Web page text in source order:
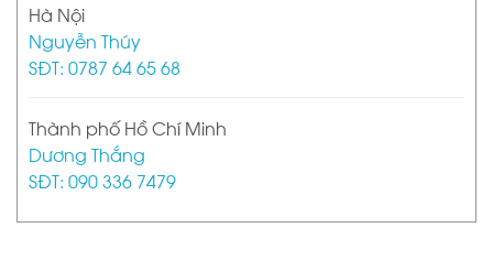
Hà Nội
Nguyễn Thúy
SĐT: 0787 64 65 68
Thành phố Hồ Chí Minh
Dương Thắng
SĐT: 090 336 7479